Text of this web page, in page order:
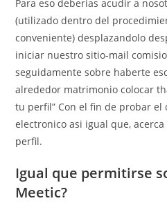
Para eso deberias acudir a
(utilizado dentro del
conveniente) desplazandolo
iniciar nuestro sitio-mail
seguidamente sobre haberte
alrededor matrimonio colocar
tu perfil” Con el fin de probar
electronico asi­ igual que,
perfil.
Igual que permitirse
Meetic?